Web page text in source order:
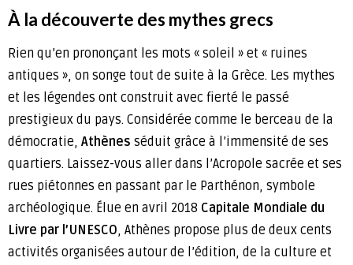
À la découverte des mythes grecs
Rien qu’en prononçant les mots « soleil » et « ruines
antiques », on songe tout de suite à la Grèce. Les mythes
et les légendes ont construit avec fierté le passé
prestigieux du pays. Considérée comme le berceau de la
démocratie, Athènes séduit grâce à l’immensité de ses
quartiers. Laissez-vous aller dans l’Acropole sacrée et ses
rues piétonnes en passant par le Parthénon, symbole
archéologique. Élue en avril 2018 Capitale Mondiale du
Livre par l’UNESCO, Athènes propose plus de deux cents
activités organisées autour de l’édition, de la culture et